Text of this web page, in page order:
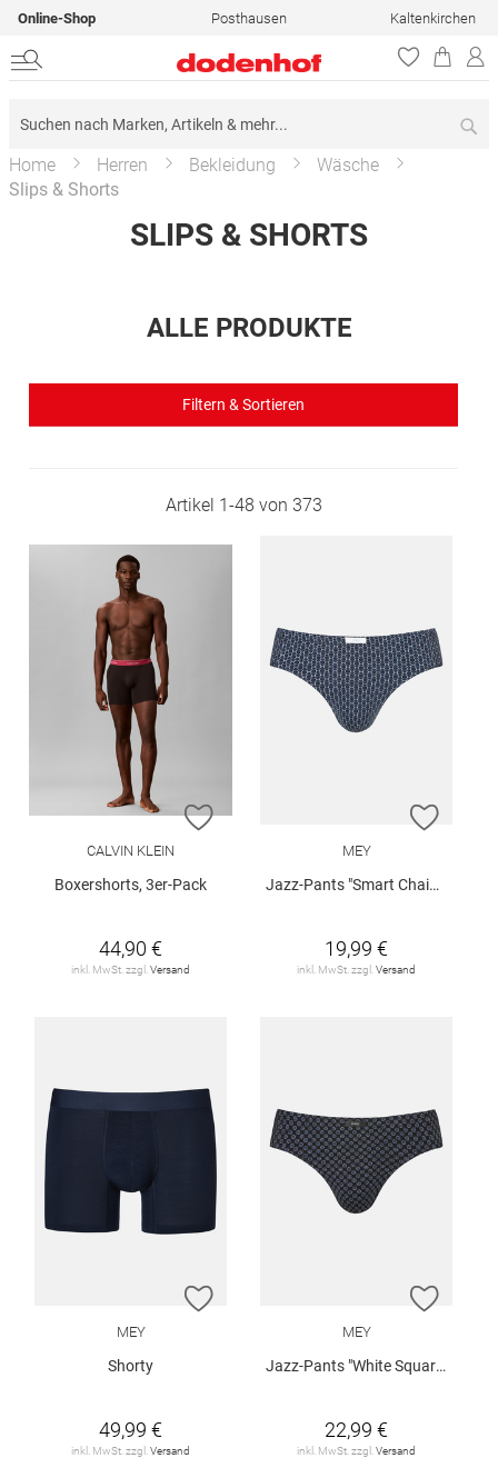
Online-Shop Posthausen Kaltenkirchen
Home Herren Bekleidung
Wäsche
Slips & Shorts
SLIPS & SHORTS
ALLE PRODUKTE
Filtern & Sortieren
Artikel 1-48 von 373
ZUR WUNSCHLISTE HINZUFÜGEN
CALVIN KLEIN
Boxershorts, 3er-Pack
44,90 €
inkl. MwSt. zzgl. Versand
ZUR
MEY
Jazz-Pants "Smart Chains"
19,99 €
inkl. MwSt. zzgl. Versand
ZUR WUNSCHLISTE HINZUFÜGEN
MEY
Shorty
49,99 €
inkl. MwSt. zzgl. Versand
ZUR
MEY
Jazz-Pants "White Squares"
22,99 €
inkl. MwSt. zzgl. Versand